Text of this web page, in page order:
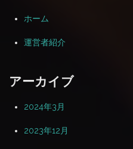
ホーム
運営者紹介
アーカイブ
2024年3月
2023年12月